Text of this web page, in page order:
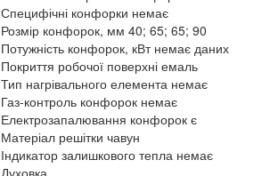
Специфічні конфорки немає
Розмір конфорок, мм 40; 65; 65; 90
Потужність конфорок, кВт немає даних
Покриття робочої поверхні емаль
Тип нагрівального елемента немає
Газ-контроль конфорок немає
Електрозапалювання конфорок є
Матеріал решітки чавун
Індикатор залишкового тепла немає
Духовка